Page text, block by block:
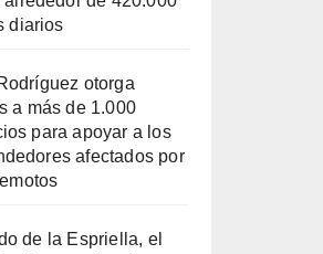
diarios
otorga
a más de 1.000
para apoyar a los
afectados por
de la Espriella, el